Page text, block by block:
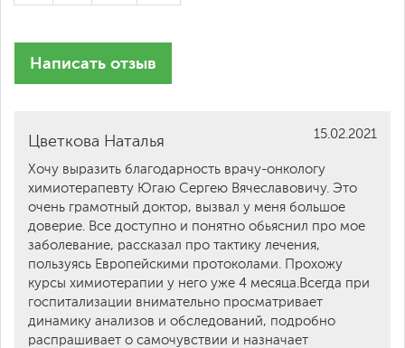
Написать отзыв
15.02.2021
Цветкова Наталья
Хочу выразить благодарность врачу-онкологу
химиотерапевту Югаю Сергею Вячеславовичу. Это
очень грамотный доктор, вызвал у меня большое
доверие. Все доступно и понятно обьяснил про мое
заболевание, рассказал про тактику лечения,
пользуясь Европейскими протоколами. Прохожу
курсы химиотерапии у него уже 4 месяца.Всегда при
госпитализации внимательно просматривает
динамику анализов и обследований, подробно
распрашивает о самочувствии и назначает